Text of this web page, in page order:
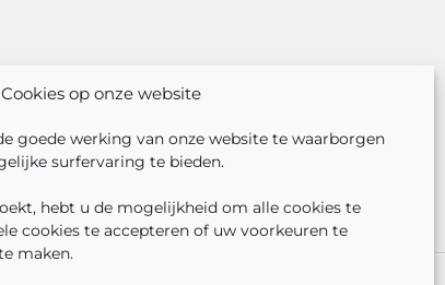
Cookies op onze website
goede werking van onze website te waarborgen
surfervaring te bieden.
hebt u de mogelijkheid om alle cookies te
cookies te accepteren of uw voorkeuren te
maken.